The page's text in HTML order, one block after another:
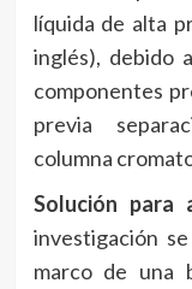
líquida de alta
inglés), debido
componentes
previa
columna
Solución para
investigación
marco de una